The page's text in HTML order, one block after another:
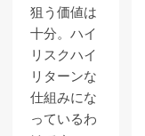
狙う価値は
十分。ハイ
リスクハイ
リターンな
仕組みにな
っているわ